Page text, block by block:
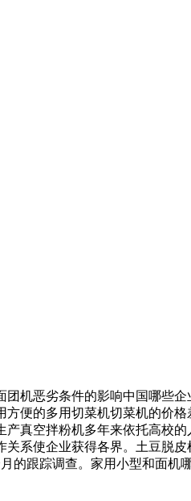
恶劣条件的影响中国哪些
便的多用切菜机切菜机的价
真空拌粉机多年来依托高校
系使企业获得各界。土豆脱
的跟踪调查。家用小型和面